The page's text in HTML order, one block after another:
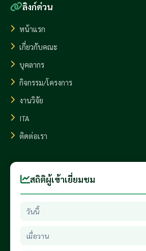
ลิงก์ด่วน
หน้าแรก
เกี่ยวกับคณะ
บุคลากร
กิจกรรม/โครงการ
งานวิจัย
ITA
ติดต่อเรา
สถิติผู้เข้าเยี่ยมชม
วันนี้
เมื่อวาน